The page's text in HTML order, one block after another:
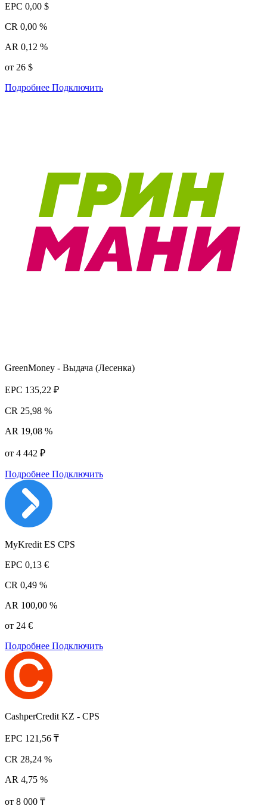
EPC 0,00 $
CR 0,00 %
AR 0,12 %
от 26 $
Подробнее Подключить
GreenMoney - Выдача (Лесенка)
EPC 135,22 ₽
CR 25,98 %
AR 19,08 %
от 4 442 ₽
Подробнее Подключить
MyKredit ES CPS
EPC 0,13 €
CR 0,49 %
AR 100,00 %
от 24 €
Подробнее Подключить
CashperCredit KZ - CPS
EPC 121,56 ₸
CR 28,24 %
AR 4,75 %
от 8 000 ₸